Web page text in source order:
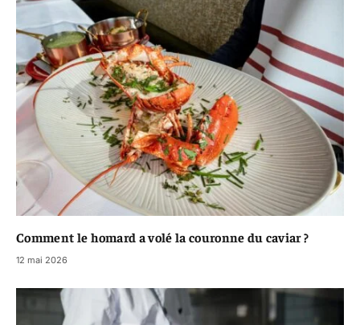
Comment le homard a volé la couronne du caviar ?
12 mai 2026